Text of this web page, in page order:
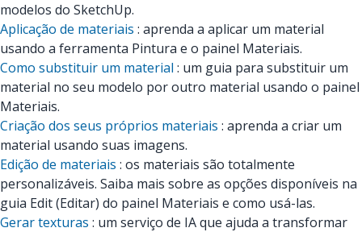
modelos do SketchUp.
Aplicação de materiais : aprenda a aplicar um material
usando a ferramenta Pintura e o painel Materiais.
Como substituir um material : um guia para substituir um
material no seu modelo por outro material usando o painel
Materiais.
Criação dos seus próprios materiais : aprenda a criar um
material usando suas imagens.
Edição de materiais : os materiais são totalmente
personalizáveis. Saiba mais sobre as opções disponíveis na
guia Edit (Editar) do painel Materiais e como usá-las.
Gerar texturas : um serviço de IA que ajuda a transformar